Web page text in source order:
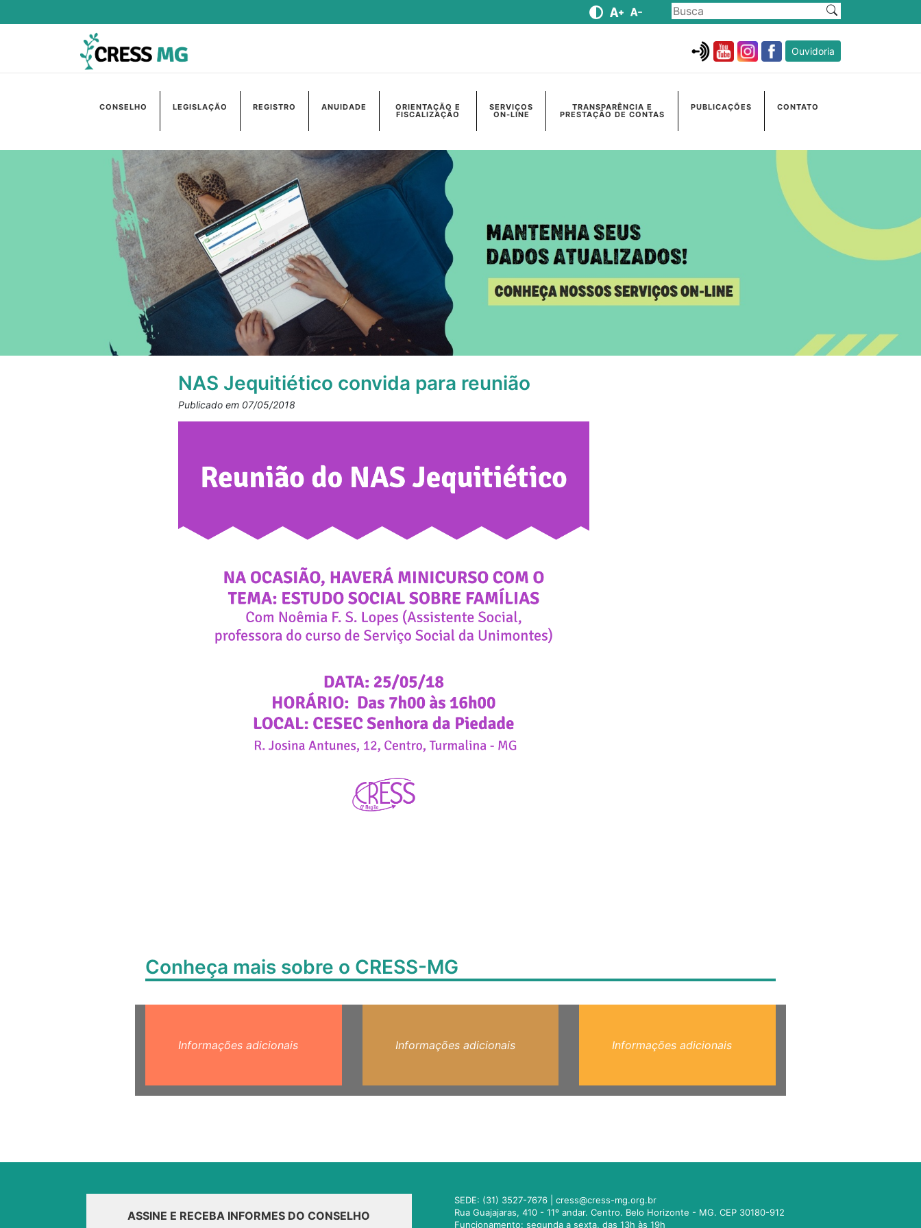
Ouvidoria
CONSELHO LEGISLAÇÃO REGISTRO ANUIDADE ORIENTAÇÃO E
FISCALIZAÇÃO
SERVIÇOS
ON-LINE
TRANSPARÊNCIA E
PRESTAÇÃO DE CONTAS
PUBLICAÇÕES CONTATO
NAS Jequitiético convida para reunião
Publicado em 07/05/2018
Conheça mais sobre o CRESS-MG
Informações adicionais Informações adicionais Informações adicionais
ASSINE E RECEBA INFORMES DO CONSELHO
SEDE: (31) 3527-7676 |cress@cress-mg.org.br
Rua Guajajaras, 410 - 11º andar. Centro. Belo Horizonte - MG. CEP 30180-912
Funcionamento: segunda a sexta, das 13h às 19h